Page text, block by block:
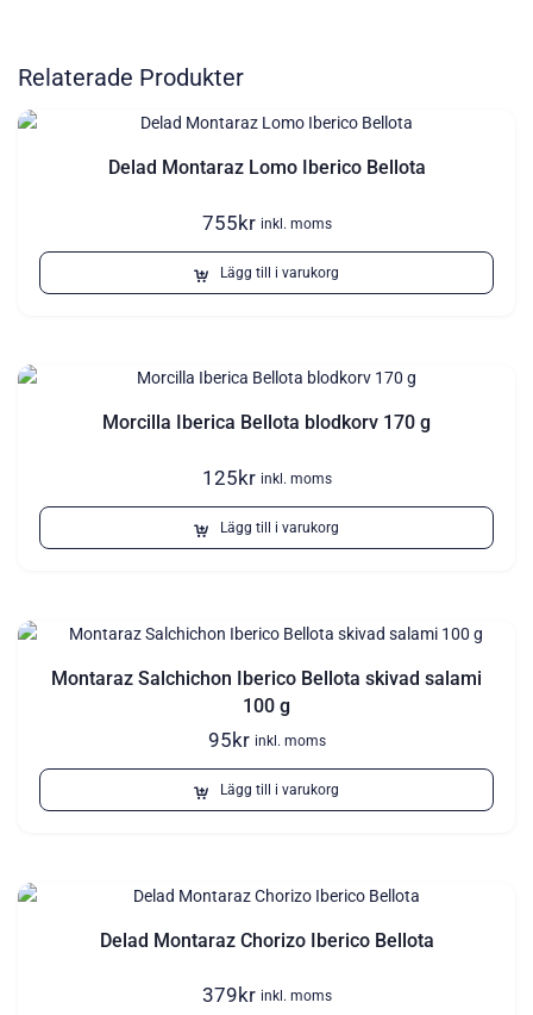
Relaterade Produkter
Delad Montaraz Lomo Iberico Bellota
755kr inkl. moms
Lägg till i varukorg
Morcilla Iberica Bellota blodkorv 170 g
125kr inkl. moms
Lägg till i varukorg
Montaraz Salchichon Iberico Bellota skivad salami
100 g
95kr inkl. moms
Lägg till i varukorg
Delad Montaraz Chorizo Iberico Bellota
379kr inkl. moms